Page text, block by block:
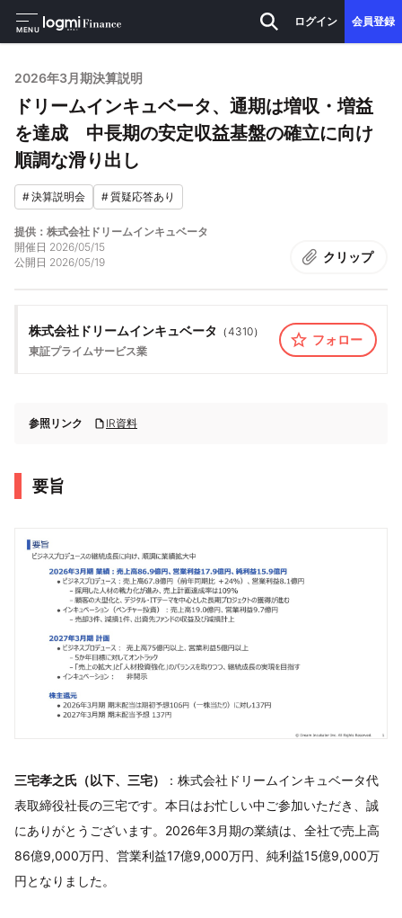
MENU
ログイン 会員登録
2026年3月期決算説明
ドリームインキュベータ、通期は増収・増益
を達成 中長期の安定収益基盤の確立に向け
順調な滑り出し
#決算説明会 #質疑応答あり
提供：株式会社ドリームインキュベータ
開催日 2026/05/15
公開日 2026/05/19 クリップ
株式会社ドリームインキュベータ （4310）
東証プライムサービス業
フォロー
参照リンク IR資料
要旨
三宅孝之氏（以下、三宅）
：株式会社ドリームインキュベータ代
表取締役社長の三宅です。本日はお忙しい中ご参加いただき、誠
にありがとうございます。2026年3月期の業績は、全社で売上高
86億9,000万円、営業利益17億9,000万円、純利益15億9,000万
円となりました。